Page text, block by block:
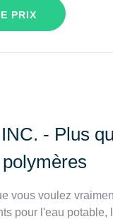
PRIX
- Plus
vous voulez
pour l'eau